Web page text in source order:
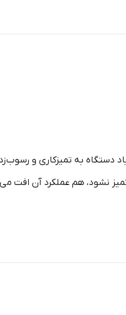
دستگاه به تمیزکاری و
نشود، هم عملکرد آن افت